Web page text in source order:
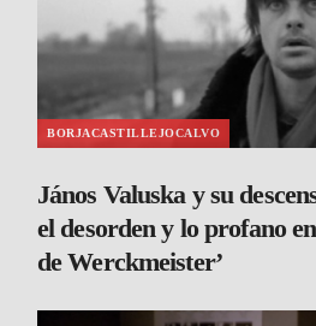
BORJACASTILLEJOCALVO
János Valuska y su
el desorden y lo profano
de Werckmeister’